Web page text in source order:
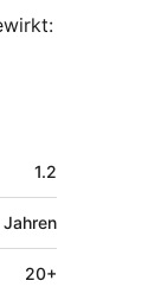
1.2
Jahren
20+